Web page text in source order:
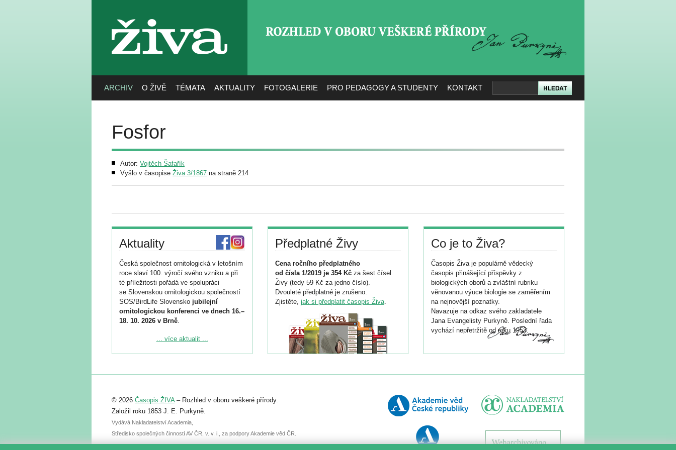
živa
ARCHIV O ŽIVĚ TÉMATA AKTUALITY FOTOGALERIE PRO PEDAGOGY A STUDENTY KONTAKT
Fosfor
Autor: Vojtěch Šafařík
Vyšlo v časopise Živa 3/1867 na straně 214
Aktuality
Česká společnost ornitologická v letošním
roce slaví 100. výročí svého vzniku a při
té příležitosti pořádá ve spolupráci
se Slovenskou ornitologickou společností
SOS/BirdLife Slovensko jubilejní
ornitologickou konferenci ve dnech 16.–
18. 10. 2026 v Brně.
Podrobnější informace ke konferenci
Registrovat se můžete do 6. září.
abstraktu přihlášené přednášky nebo
posteru je už 30. června.
... více aktualit ...
Předplatné Živy
Cena ročního předplatného
od čísla 1/2019 je 354 Kč za šest čísel
Živy (tedy 59 Kč za jedno číslo).
Dvouleté předplatné je zrušeno.
Zjistěte, jak si předplatit časopis Živa.
Co je to Živa?
Časopis Živa je populárně vědecký
časopis přinášející příspěvky z
biologických oborů a zvláštní rubriku
věnovanou výuce biologie se zaměřením
na nejnovější poznatky.
Navazuje na odkaz svého zakladatele
Jana Evangelisty Purkyně. Poslední řada
vychází nepřetržitě od roku 1953.
© 2026 Časopis ŽIVA– Rozhled v oboru veškeré přírody.
Založil roku 1853 J. E. Purkyně.
Vydává Nakladatelství Academia,
Středisko společných činností AV ČR, v. v. i., za podpory Akademie věd ČR.